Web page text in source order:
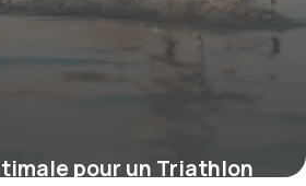
pour un Triathlon